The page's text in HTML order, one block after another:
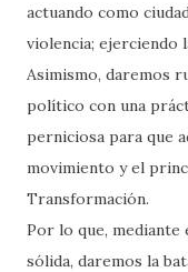
actuando como
violencia; ejerciendo
Asimismo, daremos
político con una
perniciosa para que
movimiento y el
Transformación.
Por lo que, mediante
sólida, daremos la